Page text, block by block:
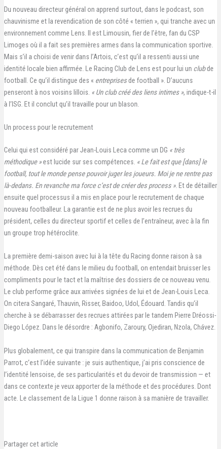
Du nouveau directeur général on apprend surtout, dans le podcast, son
chauvinisme et la revendication de son côté « terrien », qui tranche avec un
environnement comme Lens. Il est Limousin, fier de l’être, fan du CSP
Limoges où il a fait ses premières armes dans la communication sportive.
Mais s’il a choisi de venir dans l’Artois, c’est qu’il a ressenti aussi une
identité locale bien affirmée. Le Racing Club de Lens est pour lui un clubde
football. Ce qu’il distingue des « entreprisesde football ». D’aucuns
penseront à nos voisins lillois. « Un club créé des liens intimes », indique-t-il
à l’ISG. Et il conclut qu’il travaille pour un blason.
Un process pour le recrutement
Celui qui est considéré par Jean-Louis Leca comme un DG « très
méthodique »est lucide sur ses compétences. « Le fait est que [dans] le
football, tout le monde pense pouvoir juger les joueurs. Moi je ne rentre pas
là-dedans. En revanche ma force c’est de créer des process ». Et de détailler
ensuite quel processus il a mis en place pour le recrutement de chaque
nouveau footballeur. La garantie est de ne plus avoir les recrues du
président, celles du directeur sportif et celles de l’entraîneur, avec à la fin
un groupe trop hétéroclite.
La première demi-saison avec lui à la tête du Racing donne raison à sa
méthode. Dès cet été dans le milieu du football, on entendait bruisser les
compliments pour le tact et la maîtrise des dossiers de ce nouveau venu.
Le club performe grâce aux arrivées signées de lui et de Jean-Louis Leca.
On citera Sangaré, Thauvin, Risser, Baidoo, Udol, Édouard. Tandis qu’il
cherche à se débarrasser des recrues attirées par le tandem Pierre Dréossi-
Diego López. Dans le désordre : Agbonifo, Zaroury, Ojediran, Nzola, Chávez.
Plus globalement, ce qui transpire dans la communication de Benjamin
Parrot, c’est l’idée suivante : je suis authentique, j’ai pris conscience de
l’identité lensoise, de ses particularités et du devoir de transmission — et
dans ce contexte je veux apporter de la méthode et des procédures. Dont
acte. Le classement de la Ligue 1 donne raison à sa manière de travailler.
Partager cet article